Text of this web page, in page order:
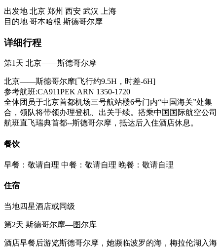
出发地 北京 郑州 西安 武汉
上海
目的地 哥本哈根 斯德哥尔摩
详细行程
第1天 北京——斯德哥尔摩
北京——斯德哥尔摩[飞行约9.5H，时差-6H]
参考航班:CA911PEK ARN 1350-1720
全体团员于北京首都机场三号航站楼6号门内“中国海关”处集
合，领队将带领办理登机、出关手续。搭乘中国国际航空公司
航班直飞瑞典首都--斯德哥尔摩，抵达后入住酒店休息。
餐饮
早餐：敬请自理 中餐：敬请自理 晚餐：敬请自理
住宿
当地四星酒店或同级
第2天 斯德哥尔摩—图尔库
酒店早餐后游览斯德哥尔摩，她濒临波罗的海，梅拉伦湖入海